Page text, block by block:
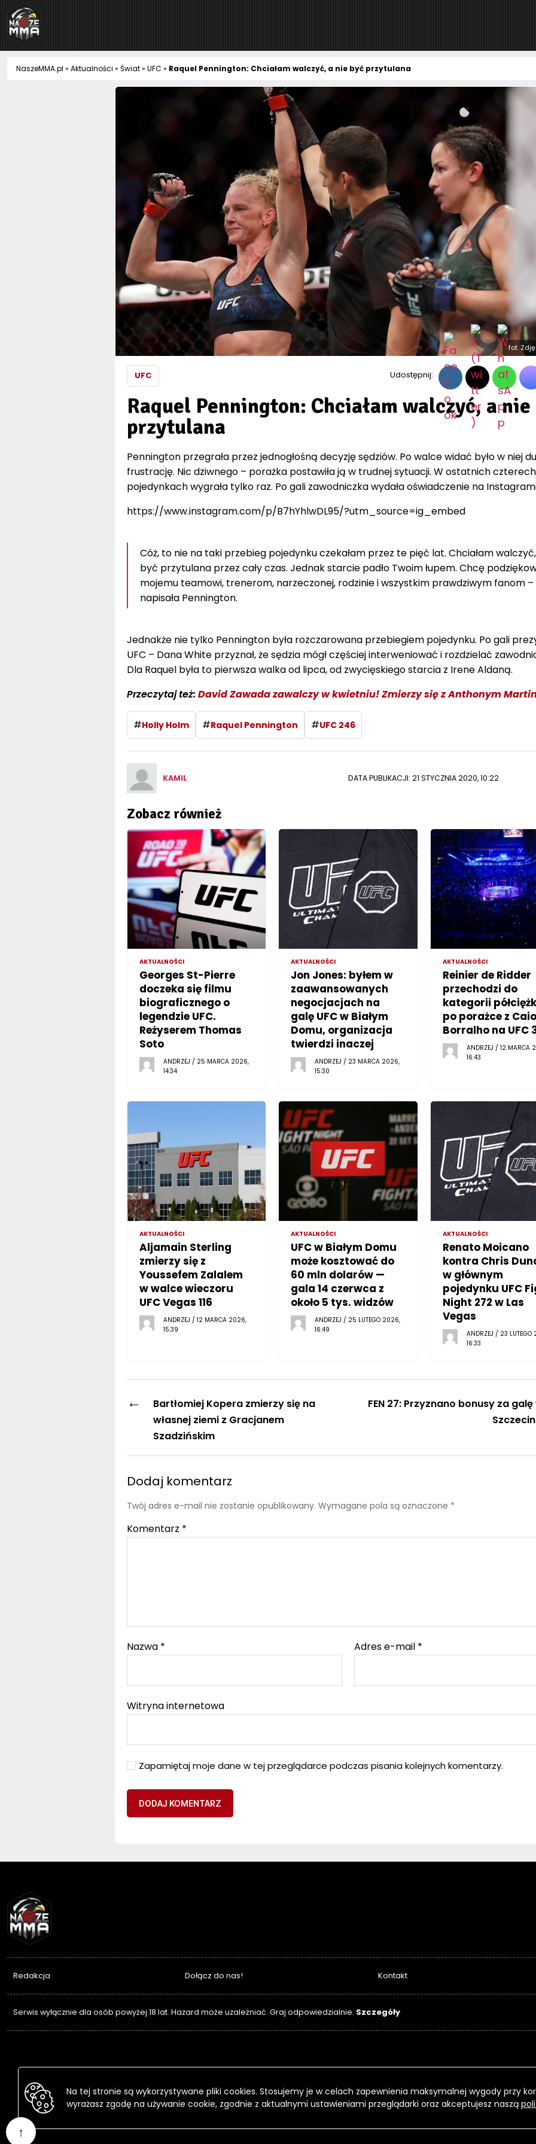
Przejdź
do
NaszeMMA
NaszeMMA.pl » Aktualności » Świat» UFC » Raquel Pennington: Chciałam walczyć, a nie być przytulana
fot.
UFC Udostępnij:
Raquel Pennington: Chciałam walczyć, a nie
przytulana
Pennington przegrała przez jednogłośną decyzję sędziów. Po walce widać było w niej
frustrację. Nic dziwnego – porażka postawiła ją w trudnej sytuacji. W ostatnich czterech
pojedynkach wygrała tylko raz. Po gali zawodniczka wydała oświadczenie na
https://www.instagram.com/p/B7hYhlwDL95/?utm_source=ig_embed
Cóż, to nie na taki przebieg pojedynku czekałam przez te pięć lat. Chciałam
być przytulana przez cały czas. Jednak starcie padło Twoim łupem. Chcę
mojemu teamowi, trenerom, narzeczonej, rodzinie i wszystkim prawdziwym fanom –
napisała Pennington.
Jednakże nie tylko Pennington była rozczarowana przebiegiem pojedynku. Po gali
UFC – Dana White przyznał, że sędzia mógł częściej interweniować i rozdzielać
Dla Raquel była to pierwsza walka od lipca, od zwycięskiego starcia z Irene Aldaną.
Przeczytaj też: David Zawada zawalczy w kwietniu! Zmierzy się z Anthonym
#Holly Holm #Raquel Pennington #UFC 246
KAMIL DATA PUBLIKACJI: 21 STYCZNIA 2020, 10:22
Zobacz również
AKTUALNOŚCI
Georges St-Pierre
doczeka się filmu
biograficznego o
legendzie UFC.
Reżyserem Thomas
Soto
ANDRZEJ / 25 MARCA 2026,
14:34
AKTUALNOŚCI
Jon Jones: byłem w
zaawansowanych
negocjacjach na
galę UFC w Białym
Domu, organizacja
twierdzi inaczej
ANDRZEJ / 23 MARCA 2026,
15:30
AKTUALNOŚCI
Reinier de Ridder
przechodzi do
kategorii
po porażce z Caio
Borralho na UFC
ANDRZEJ / 12 MARCA
16:43
AKTUALNOŚCI
Aljamain Sterling
zmierzy się z
Youssefem Zalalem
w walce wieczoru
UFC Vegas 116
ANDRZEJ / 12 MARCA 2026,
15:39
AKTUALNOŚCI
UFC w Białym Domu
może kosztować do
60 mln dolarów —
gala 14 czerwca z
około 5 tys. widzów
ANDRZEJ / 25 LUTEGO 2026,
16:49
AKTUALNOŚCI
Renato Moicano
kontra Chris
w głównym
pojedynku UFC
Night 272 w Las
Vegas
ANDRZEJ / 23 LUTEGO
16:33
←
Bartłomiej Kopera zmierzy się na
własnej ziemi z Gracjanem
Szadzińskim
FEN 27: Przyznano bonusy za galę
Dodaj komentarz
Twój adres e-mail nie zostanie opublikowany. Wymagane pola są oznaczone *
Komentarz *
Nazwa * Adres e-mail *
Witryna internetowa
Zapamiętaj moje dane w tej przeglądarce podczas pisania kolejnych komentarzy.
↑
Redakcja Dołącz do nas! Kontakt
Serwis wyłącznie dla osób powyżej 18 lat. Hazard może uzależniać. Graj odpowiedzialnie. Szczegóły
Na tej stronie są wykorzystywane pliki cookies. Stosujemy je w celach zapewnienia maksymalnej wygody przy
wyrażasz zgodę na używanie cookie, zgodnie z aktualnymi ustawieniami przeglądarki oraz akceptujesz naszą